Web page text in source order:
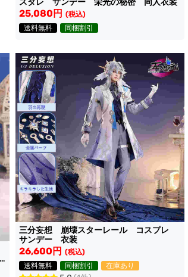
スタレ サンデー 栄光の秘密 同人衣装
25,080円 (税込)
送料無料
同梱割引
三分妄想 崩壊スターレール コスプレ
サンデー 衣装
26,600円 (税込)
送料無料
同梱割引 在庫あり